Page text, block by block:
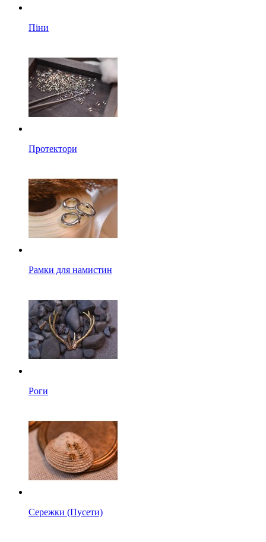
Піни
Протектори
Рамки для намистин
Роги
Сережки (Пусети)